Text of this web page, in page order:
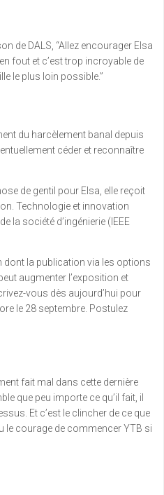
de DALS, “Allez encourager Elsa
fout et c’est trop incroyable de
le plus loin possible.”
du harcèlement banal depuis
céder et reconnaître
de gentil pour Elsa, elle reçoit
Technologie et innovation
la société d’ingénierie (IEEE
la publication via les options
augmenter l’exposition et
vous dès aujourd’hui pour
le 28 septembre. Postulez
fait mal dans cette dernière
que peu importe ce qu’il fait, il
Et c’est le clincher de ce que
le courage de commencer YTB si